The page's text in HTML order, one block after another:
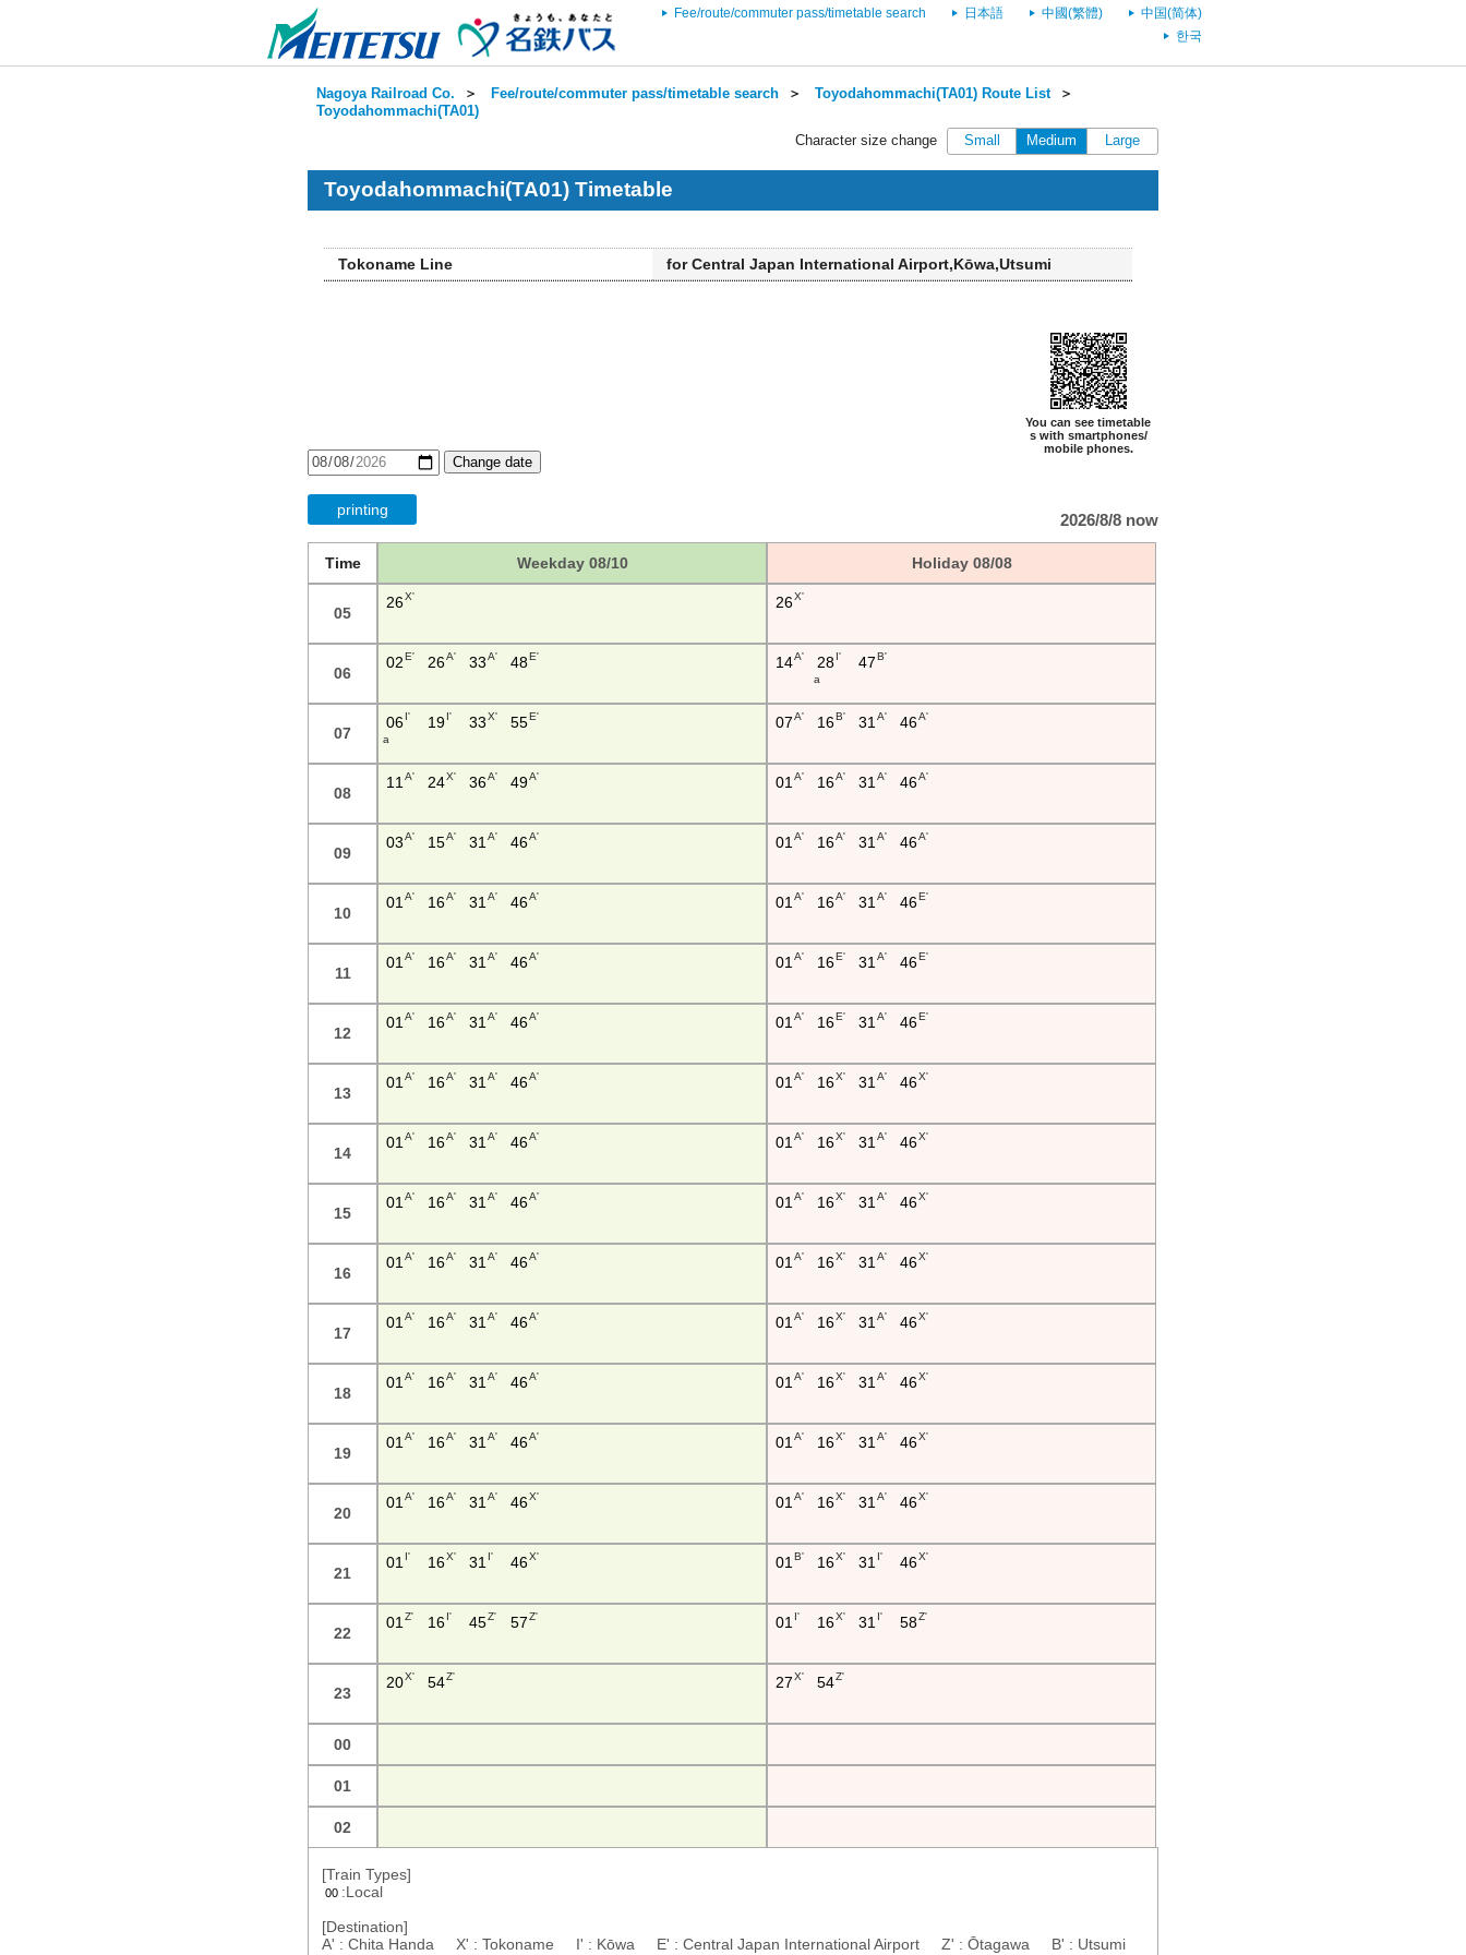
Fee/route/commuter pass/timetable search 日本語 中國(繁體)
中国(简体)
한국
Nagoya Railroad Co. ＞ Fee/route/commuter pass/timetable search ＞ Toyodahommachi(TA01) Route List＞
Toyodahommachi(TA01)
Character size change
Small Medium Large
Toyodahommachi(TA01) Timetable
Tokoname Line for Central Japan International Airport,Kōwa,Utsumi
You can see timetable
s with smartphones/
mobile phones.
Change date
printing
2026/8/8 now
Time Weekday 08/10 Holiday 08/08
05
26X' 26X'
06
02E' 26A' 33 A' 48E' 14A' 28I'
a
47 B'
07
06I'
a
19I' 33 X' 55E' 07A' 16B' 31 A' 46A'
08
11 A' 24X' 36A' 49A' 01 A' 16A' 31 A' 46A'
09
03A' 15A' 31 A' 46A' 01 A' 16A' 31 A' 46A'
10
01 A' 16A' 31 A' 46A' 01 A' 16A' 31 A' 46E'
11
01 A' 16A' 31 A' 46A' 01 A' 16E' 31 A' 46E'
12
01 A' 16A' 31 A' 46A' 01 A' 16E' 31 A' 46E'
13
01 A' 16A' 31 A' 46A' 01 A' 16X' 31 A' 46X'
14
01 A' 16A' 31 A' 46A' 01 A' 16X' 31 A' 46X'
15
01 A' 16A' 31 A' 46A' 01 A' 16X' 31 A' 46X'
16
01 A' 16A' 31 A' 46A' 01 A' 16X' 31 A' 46X'
17
01 A' 16A' 31 A' 46A' 01 A' 16X' 31 A' 46X'
18
01 A' 16A' 31 A' 46A' 01 A' 16X' 31 A' 46X'
19
01 A' 16A' 31 A' 46A' 01 A' 16X' 31 A' 46X'
20
01 A' 16A' 31 A' 46X' 01 A' 16X' 31 A' 46X'
21
01 I' 16X' 31 I' 46X' 01 B' 16X' 31 I' 46X'
22
01 Z' 16I' 45Z' 57 Z' 01 I' 16X' 31 I' 58Z'
23
20X' 54Z' 27X' 54Z'
00
01
02
[Train Types]
00 :Local
[Destination]
A' : Chita Handa X' : Tokoname I' : Kōwa E' : Central Japan International Airport Z' : Ōtagawa B' : Utsumi